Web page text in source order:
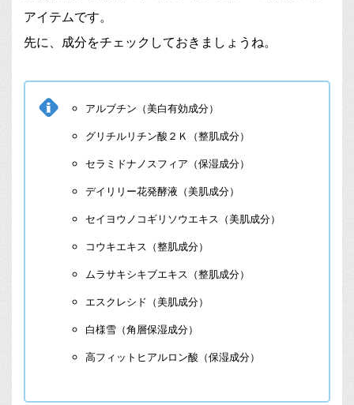
アイテムです。
先に、成分をチェックしておきましょうね。
アルブチン（美白有効成分）
グリチルリチン酸２Ｋ（整肌成分）
セラミドナノスフィア（保湿成分）
デイリリー花発酵液（美肌成分）
セイヨウノコギリソウエキス（美肌成分）
コウキエキス（整肌成分）
ムラサキシキブエキス（整肌成分）
エスクレシド（美肌成分）
白様雪（角層保湿成分）
高フィットヒアルロン酸（保湿成分）